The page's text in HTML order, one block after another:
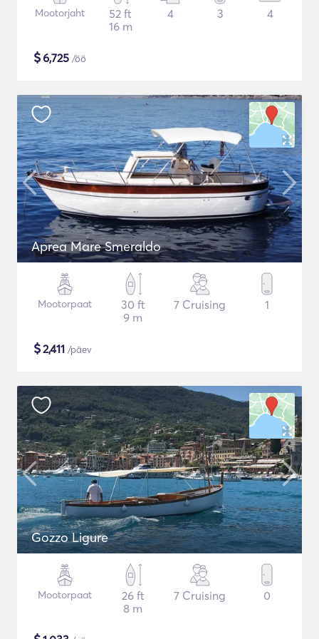
Mootorjaht
52 ft
16 m
4 3 4
$6,725 /öö
Aprea Mare Smeraldo
Mootorpaat
30 ft
9 m
7 Cruising 1
$2,411 /päev
Gozzo Ligure
Mootorpaat
26 ft
8 m
7 Cruising 0